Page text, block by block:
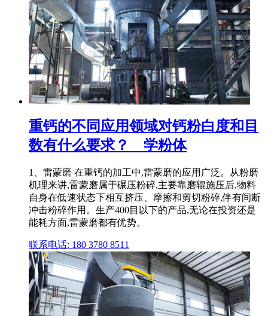
重钙的不同应用领域对钙粉白度和目
数有什么要求？ _ 学粉体
1、雷蒙磨 在重钙的加工中,雷蒙磨的应用广泛。从粉磨
机理来讲,雷蒙磨属于碾压粉碎,主要靠磨辊施压后,物料
自身在低速状态下相互挤压、摩擦和剪切粉碎,伴有间断
冲击粉碎作用。生产400目以下的产品,无论在投资还是
能耗方面,雷蒙磨都有优势。
联系电话: 180 3780 8511